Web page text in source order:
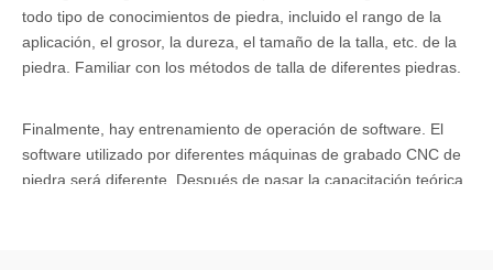
todo tipo de conocimientos de piedra, incluido el rango de la
aplicación, el grosor, la dureza, el tamaño de la talla, etc. de la
piedra. Familiar con los métodos de talla de diferentes piedras.
Finalmente, hay entrenamiento de operación de software. El
software utilizado por diferentes máquinas de grabado CNC de
piedra será diferente. Después de pasar la capacitación teórica